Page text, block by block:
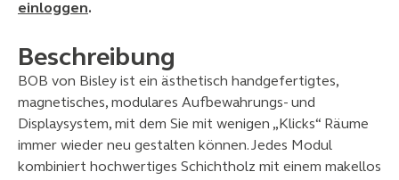
einloggen.
Beschreibung
BOB von Bisley ist ein ästhetisch handgefertigtes,
magnetisches, modulares Aufbewahrungs- und
Displaysystem, mit dem Sie mit wenigen „Klicks“ Räume
immer wieder neu gestalten können. Jedes Modul
kombiniert hochwertiges Schichtholz mit einem makellos